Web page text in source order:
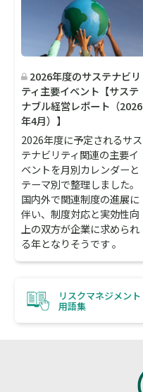
2026年度のサステナビリ
ティ主要イベント【サステ
ナブル経営レポート（2026
年4月）】
2026年度に予定されるサス
テナビリティ関連の主要イ
ベントを月別カレンダーと
テーマ別で整理しました。
国内外で関連制度の進展に
伴い、制度対応と実効性向
上の双方が企業に求められ
る年となりそうです 。
リスクマネジメント
用語集